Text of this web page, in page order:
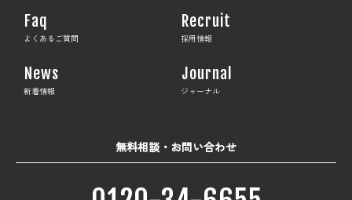
Faq
よくあるご質問
Recruit
採用情報
News
新着情報
Journal
ジャーナル
無料相談・お問い合わせ